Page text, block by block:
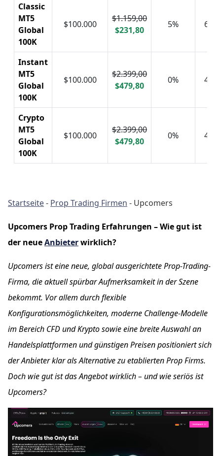
Classic
MT5
Global
100K
$100.000
$1.159,00
$231,80
5% 6%
Instant
MT5
Global
100K
$100.000
$2.399,00
$479,80
0% 4%
Crypto
MT5
Global
100K
$100.000
$2.399,00
$479,80
0% 4%
Startseite- Prop Trading Firmen - Upcomers
Upcomers Prop Trading Erfahrungen – Wie gut ist
der neueAnbieterwirklich?
Upcomers ist eine neue, global ausgerichtete Prop-Trading-
Firma, die aktuell spürbar Aufmerksamkeit in der Szene
bekommt. Vor allem durch flexible
Konfigurationsmöglichkeiten, moderne Challenge-Modelle
im Bereich CFD und Krypto sowie eine breite Auswahl an
Handelsplattformen und günstigen Preisen positioniert sich
der Anbieter klar als Alternative zu etablierten Prop Firms.
Doch wie gut ist das Angebot wirklich – und wie seriös ist
Upcomers?